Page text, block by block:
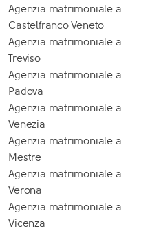
Agenzia matrimoniale a
Castelfranco Veneto
Agenzia matrimoniale a
Treviso
Agenzia matrimoniale a
Padova
Agenzia matrimoniale a
Venezia
Agenzia matrimoniale a
Mestre
Agenzia matrimoniale a
Verona
Agenzia matrimoniale a
Vicenza